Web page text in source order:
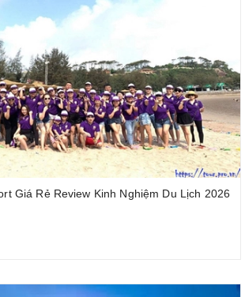
Giá Rẻ Review Kinh Nghiệm Du Lịch 2026